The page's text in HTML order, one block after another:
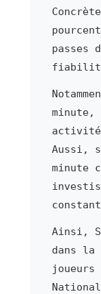
passes
fiabilité
Aussi,
minute
Ainsi,
dans la
joueurs